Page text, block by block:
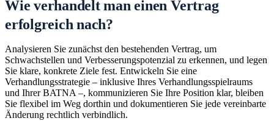
Wie verhandelt man einen Vertrag
erfolgreich nach?
Analysieren Sie zunächst den bestehenden Vertrag, um
Schwachstellen und Verbesserungspotenzial zu erkennen, und legen
Sie klare, konkrete Ziele fest. Entwickeln Sie eine
Verhandlungsstrategie – inklusive Ihres Verhandlungsspielraums
und Ihrer BATNA –, kommunizieren Sie Ihre Position klar, bleiben
Sie flexibel im Weg dorthin und dokumentieren Sie jede vereinbarte
Änderung rechtlich verbindlich.